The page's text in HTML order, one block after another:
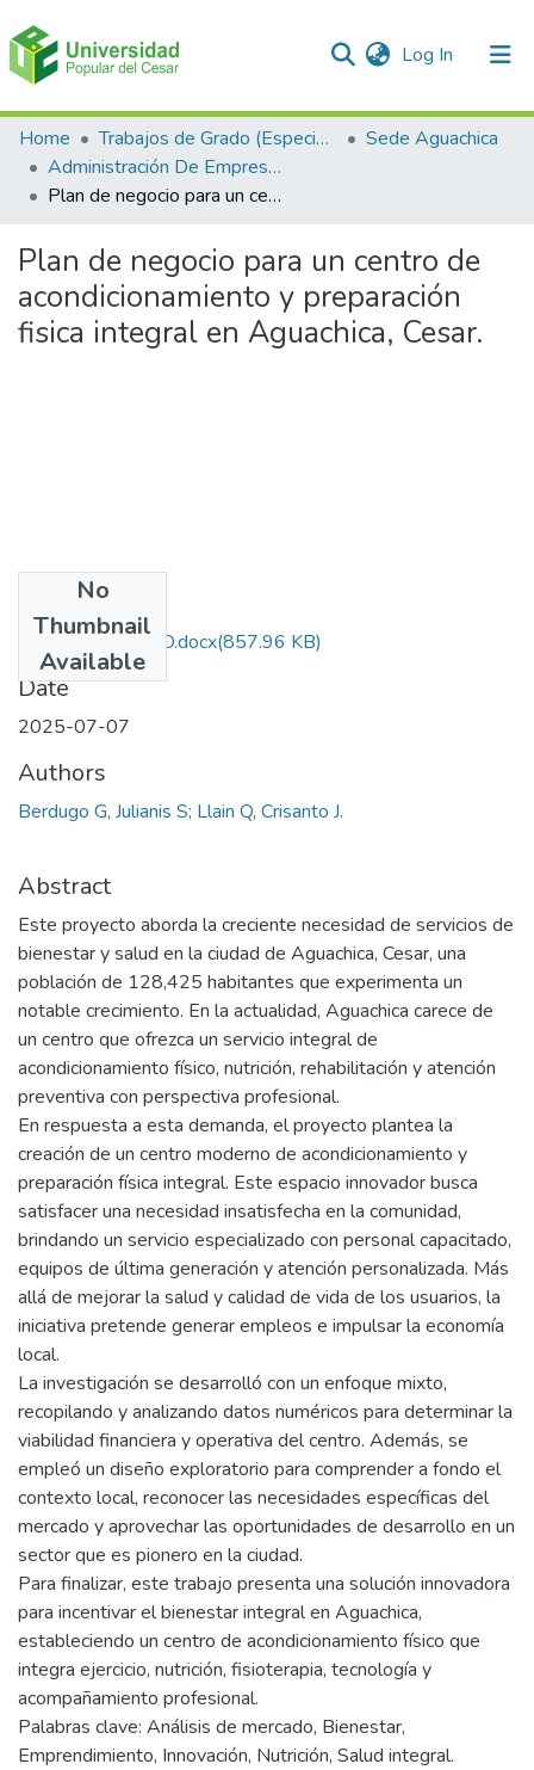
Log In (current)
Communities & Collections
All of DSpace
Home Trabajos de Grado (Especializaciones y Pregrados)
Sede Aguachica
Administración De Empresas
Plan de negocio para un centro de acondicionamiento y preparación fisica integral en Aguachica, Cesar.
Plan de negocio para un centro de
acondicionamiento y preparación
fisica integral en Aguachica, Cesar.
No
Thumbnail
Available
CAPFI PROYECTO.docx(857.96 KB)
Date
2025-07-07
Authors
Berdugo G, Julianis S; Llain Q, Crisanto J.
Abstract
Este proyecto aborda la creciente necesidad de servicios de
bienestar y salud en la ciudad de Aguachica, Cesar, una
población de 128,425 habitantes que experimenta un
notable crecimiento. En la actualidad, Aguachica carece de
un centro que ofrezca un servicio integral de
acondicionamiento físico, nutrición, rehabilitación y atención
preventiva con perspectiva profesional.
En respuesta a esta demanda, el proyecto plantea la
creación de un centro moderno de acondicionamiento y
preparación física integral. Este espacio innovador busca
satisfacer una necesidad insatisfecha en la comunidad,
brindando un servicio especializado con personal capacitado,
equipos de última generación y atención personalizada. Más
allá de mejorar la salud y calidad de vida de los usuarios, la
iniciativa pretende generar empleos e impulsar la economía
local.
La investigación se desarrolló con un enfoque mixto,
recopilando y analizando datos numéricos para determinar la
viabilidad financiera y operativa del centro. Además, se
empleó un diseño exploratorio para comprender a fondo el
contexto local, reconocer las necesidades específicas del
mercado y aprovechar las oportunidades de desarrollo en un
sector que es pionero en la ciudad.
Para finalizar, este trabajo presenta una solución innovadora
para incentivar el bienestar integral en Aguachica,
estableciendo un centro de acondicionamiento físico que
integra ejercicio, nutrición, fisioterapia, tecnología y
acompañamiento profesional.
Palabras clave: Análisis de mercado, Bienestar,
Emprendimiento, Innovación, Nutrición, Salud integral.